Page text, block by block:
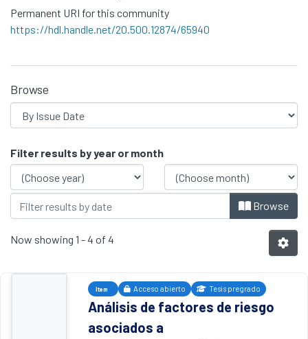
Permanent URI for this community
https://hdl.handle.net/20.500.12874/65940
Browse
Browsing Segunda especialidad
Filter results by year or month
Browse
Now showing 1 - 4 of 4
Item Acceso abierto Tesis pregrado
Análisis de factores de riesgo
asociados a